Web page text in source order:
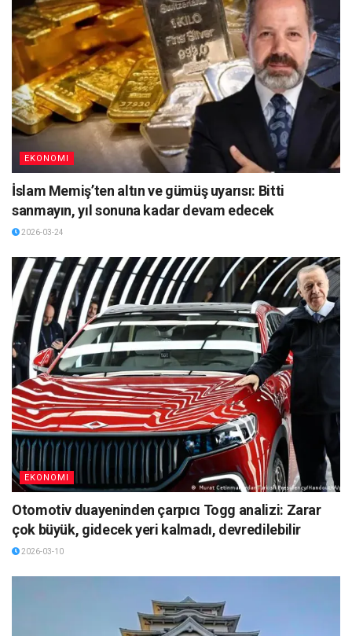
EKONOMI
İslam Memiş’ten altın ve gümüş uyarısı: Bitti
sanmayın, yıl sonuna kadar devam edecek
2026-03-24
EKONOMI
Otomotiv duayeninden çarpıcı Togg analizi: Zarar
çok büyük, gidecek yeri kalmadı, devredilebilir
2026-03-10